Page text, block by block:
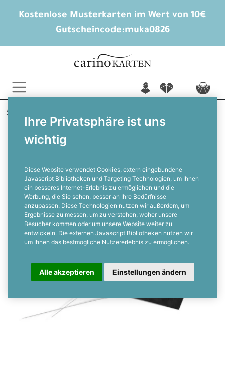
Kostenlose Musterkarten im Wert von 10€
Gutscheincode:muka0826
Ihre Privatsphäre ist uns
wichtig
Diese Website verwendet Cookies, extern eingebundene
Javascript Bibliotheken und Targeting Technologien, um Ihnen
ein besseres Internet-Erlebnis zu ermöglichen und die
Werbung, die Sie sehen, besser an Ihre Bedürfnisse
anzupassen. Diese Technologien nutzen wir außerdem, um
Ergebnisse zu messen, um zu verstehen, woher unsere
Besucher kommen oder um unsere Website weiter zu
entwickeln. Die externen Javascript Bibliotheken nutzen wir
um Ihnen das bestmögliche Nutzererlebnis zu ermöglichen.
Alle akzeptieren Einstellungen ändern
n f c
Startseite
Marleen und Tjorben
Wunderkerzenanhänger für die